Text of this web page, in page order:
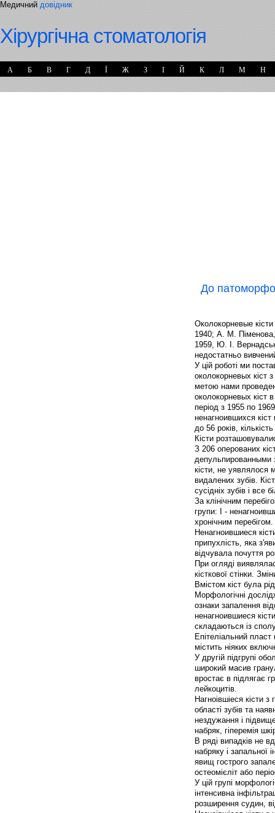
Медичний довідник
Хірургічна стоматологія
А Б В Г Д Ї Ж З І Й К Л М Н
До
Околокорневые
1940; А. М.
1959, Ю. І.
недостатньо
У цій роботі ми
околокорневых кіст
метою нами
околокорневых кіст в
період з 1955 по
ненагноившихся
до 56 років,
Кісти
З 206 оперованих
депульпированными
кісти, не уявлялося
видалених зубів.
сусідніх зубів і
За клінічним
групи: I -
хронічним перебігом.
Ненагноившиеся
припухлість, яка
відчувала почуття
При огляді
кісткової стінки.
Вмістом кіст була
Морфологічні
ознаки запалення
ненагноившиеся
складаються із
Епітеліальний
містить ніяких
У другій підгрупі
широкий масив
вростає в підлягає
лейкоцитів.
Нагноівшіеся кісти
області зубів та
нездужання і
набряк, гіперемія
В ряді випадків не
набряку і запальної
явищ гострого
остеомієліт або
У цій групі
інтенсивна
розширення судин,